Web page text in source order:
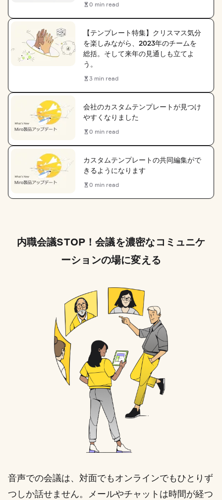
0 min read
【テンプレート特集】クリスマス気分
を楽しみながら、2023年のチームを
総括。そして来年の見通しも立てよ
う。
3 min read
会社のカスタムテンプレートが見つけ
やすくなりました
0 min read
カスタムテンプレートの共同編集がで
きるようになります
0 min read
内職会議STOP！会議を濃密なコミュニケ
ーションの場に変える
音声での会議は、対面でもオンラインでもひとりず
つしか話せません。メールやチャットは時間が経つ